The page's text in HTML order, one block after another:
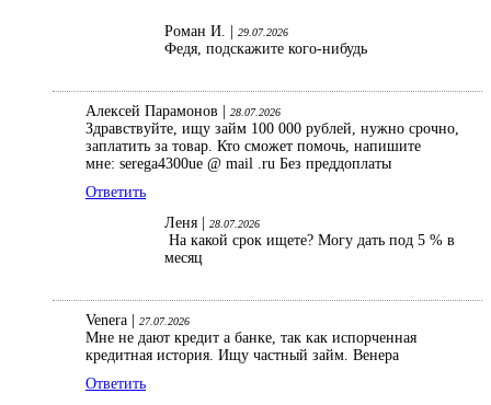
Роман И. | 29.07.2026
Федя, подскажите кого-нибудь
Алексей Парамонов | 28.07.2026
Здравствуйте, ищу займ 100 000 рублей, нужно срочно,
заплатить за товар. Кто сможет помочь, напишите
мне: serega4300ue @ mail .ru Без преддоплаты
Ответить
Леня |
28.07.2026
На какой срок ищете? Могу дать под 5 % в
месяц
Venera | 27.07.2026
Мне не дают кредит а банке, так как испорченная
кредитная история. Ищу частный займ. Венера
Ответить